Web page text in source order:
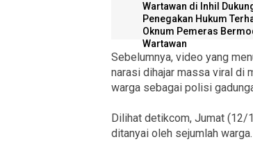
Wartawan di Inhil
Penegakan Hukum
Oknum Pemeras
Wartawan
Sebelumnya, video yang
narasi dihajar massa viral di
warga sebagai polisi
Dilihat detikcom, Jumat (12/
ditanyai oleh sejumlah warga.